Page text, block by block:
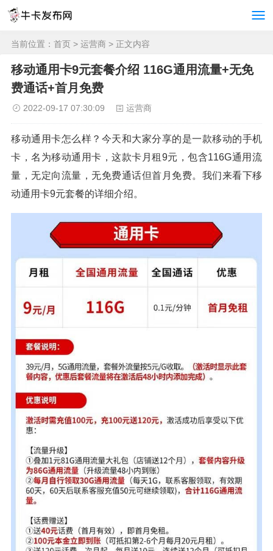
当前位置： 首页 > 运营商 > 正文内容
移动通用卡9元套餐介绍 116G通用流量+无免
费通话+首月免费
2022-09-17 07:30:09 运营商
移动通用卡怎么样？今天和大家分享的是一款移动的手机
卡，名为移动通用卡，这款卡月租9元，包含116G通用流
量，无定向流量，无免费通话但首月免费。我们来看下移
动通用卡9元套餐的详细介绍。